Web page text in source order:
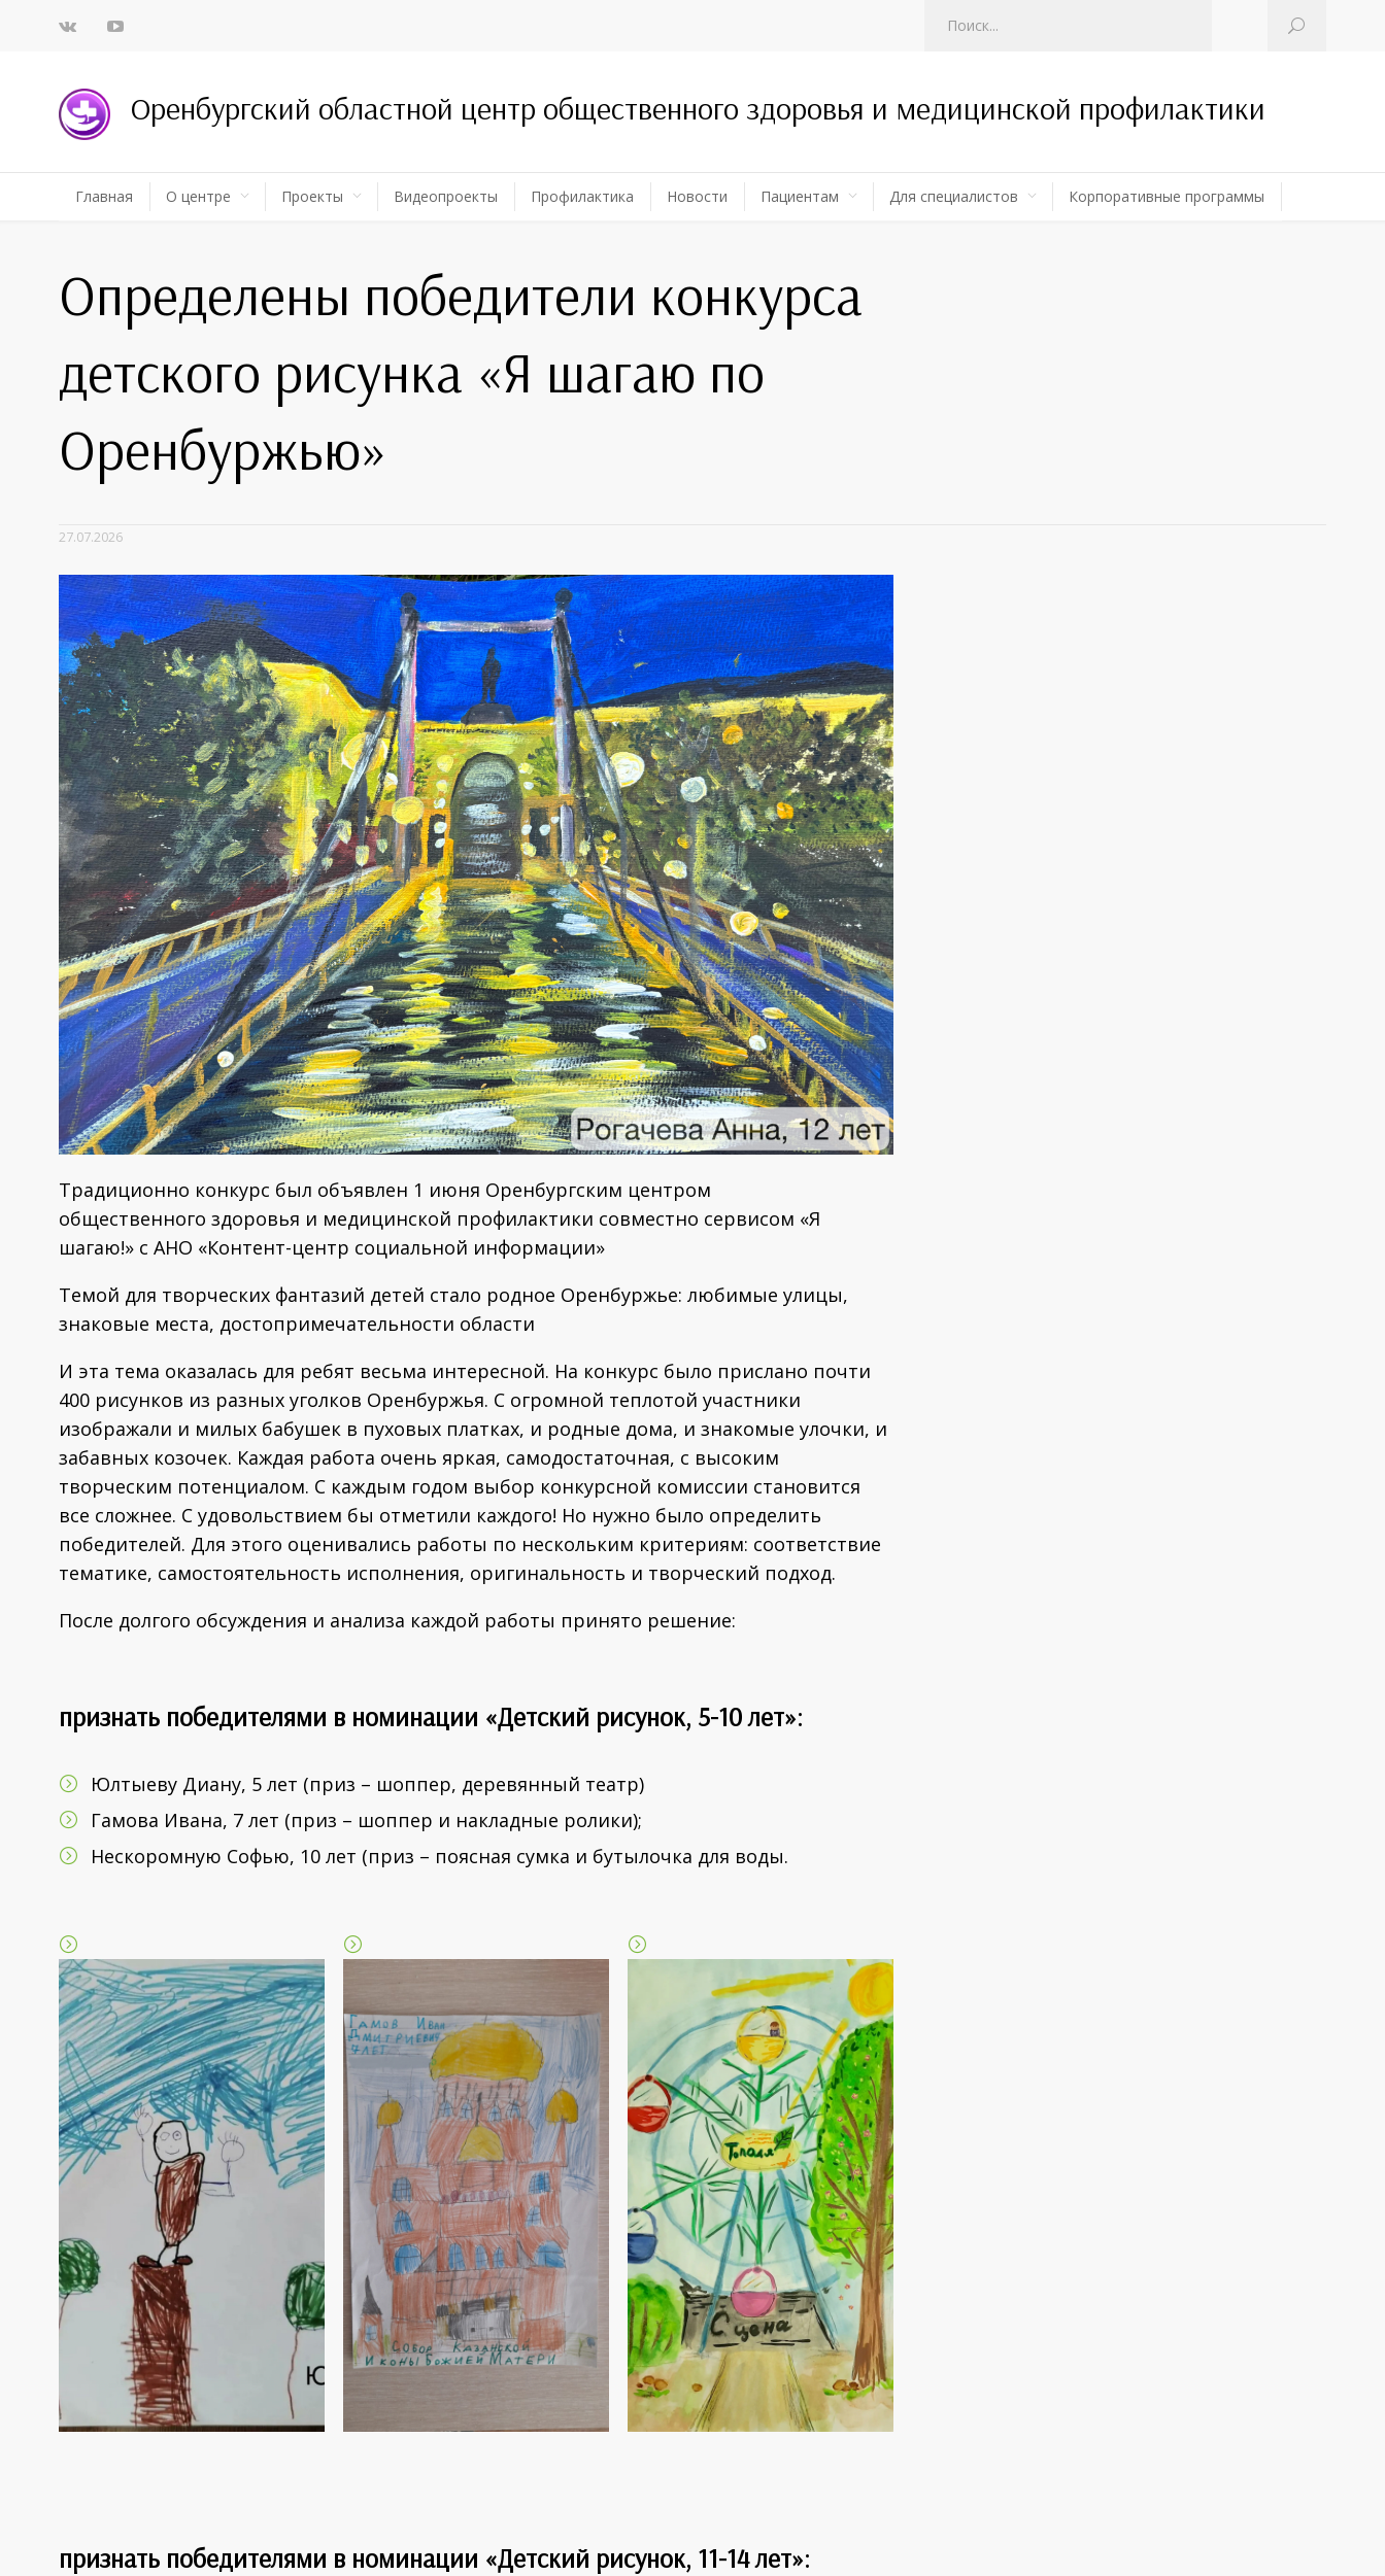
Оренбургский областной центр общественного здоровья и медицинской профилактики
Главная О центре Проекты Видеопроекты Профилактика Новости Пациентам Для специалистов Корпоративные программы
Определены победители конкурса
детского рисунка «Я шагаю по
Оренбуржью»
27.07.2026
Традиционно конкурс был объявлен 1 июня Оренбургским центром
общественного здоровья и медицинской профилактики совместно сервисом «Я
шагаю!» с АНО «Контент-центр социальной информации»
Темой для творческих фантазий детей стало родное Оренбуржье: любимые улицы,
знаковые места, достопримечательности области
И эта тема оказалась для ребят весьма интересной. На конкурс было прислано почти
400 рисунков из разных уголков Оренбуржья. С огромной теплотой участники
изображали и милых бабушек в пуховых платках, и родные дома, и знакомые улочки, и
забавных козочек. Каждая работа очень яркая, самодостаточная, с высоким
творческим потенциалом. С каждым годом выбор конкурсной комиссии становится
все сложнее. С удовольствием бы отметили каждого! Но нужно было определить
победителей. Для этого оценивались работы по нескольким критериям: соответствие
тематике, самостоятельность исполнения, оригинальность и творческий подход.
После долгого обсуждения и анализа каждой работы принято решение:
признать победителями в номинации «Детский рисунок, 5-10 лет»:
Юлтыеву Диану, 5 лет (приз – шоппер, деревянный театр)
Гамова Ивана, 7 лет (приз – шоппер и накладные ролики);
Нескоромную Софью, 10 лет (приз – поясная сумка и бутылочка для воды.
признать победителями в номинации «Детский рисунок, 11-14 лет»: